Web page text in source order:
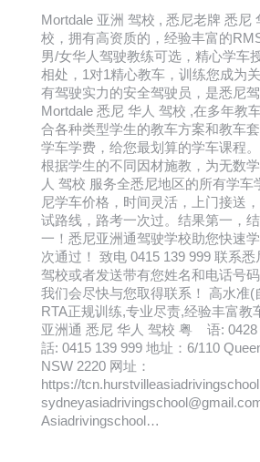
Mortdale 亚洲 驾校 , 悉尼老牌 悉尼
校，拥有高资质的，经验丰富的
男/女华人驾驶教练可选，精心学车
相处，1对1精心教车，训练您成为
有驾驶实力的安全驾驶员，是悉尼驾
Mortdale 悉尼 华人 驾校 ,在多年教
合各种类型学生的教车方案和教车
学车学费，给您最划算的学车课程
根据学生的不同因材施教，为无数
人 驾校 服务全悉尼地区的所有学车
尼学车价格，时间灵活，上门接送
试路线，路考一次过。结果第一，
一！悉尼亚洲通驾驶学校助您快速
次通过！ 致电 0415 139 999 联系
驾校或者发送带有您姓名和电话号
我们会尽快与您取得联系！ 高水准(
RTA正规训练,专业尽责,经验丰富教
亚洲通 悉尼 华人 驾校 粤 语: 0428
話: 0415 139 999 地址：6/110
NSW 2220 网址：
https://
Asiadrivingschool…